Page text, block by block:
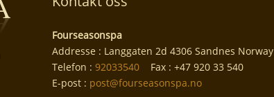
Fourseasonspa
Addresse : Langgaten 2d 4306 Sandnes Norway
Telefon : 92033540 Fax : +47 920 33 540
E-post : post@fourseasonspa.no